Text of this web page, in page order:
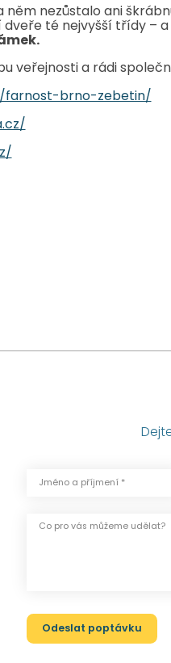
nezůstalo ani
té nejvyšší třídy –
veřejnosti a rádi
farnost-brno-zebetin/
Jméno a příjmení *
Co pro vás můžeme udělat?